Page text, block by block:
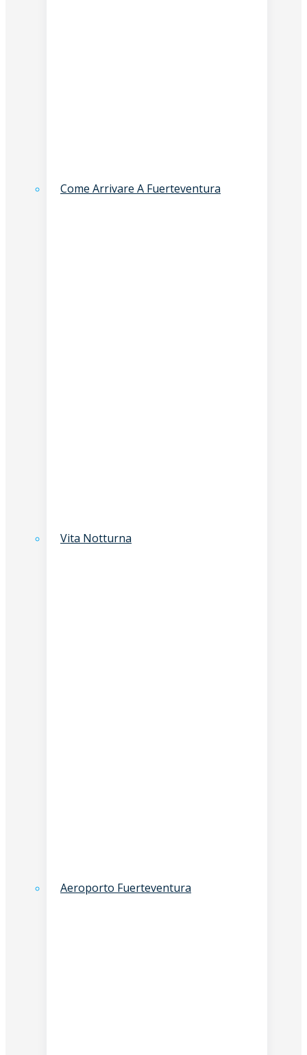
Come Arrivare A Fuerteventura
Vita Notturna
Aeroporto Fuerteventura